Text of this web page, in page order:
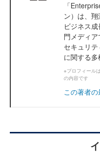
「
ン）は、
ビジネス
門メディ
セキュリ
に関する多
※プロフィール
の内容です
この著者